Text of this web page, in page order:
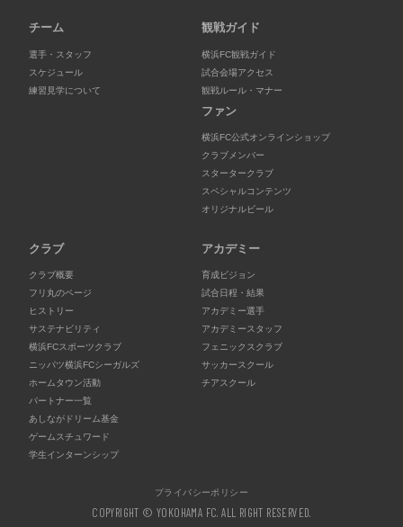
チーム
選手・スタッフ
スケジュール
練習見学について
観戦ガイド
横浜FC観戦ガイド
試合会場アクセス
観戦ルール・マナー
ファン
横浜FC公式オンラインショップ
クラブメンバー
スタータークラブ
スペシャルコンテンツ
オリジナルビール
クラブ
クラブ概要
フリ丸のページ
ヒストリー
サステナビリティ
横浜FCスポーツクラブ
ニッパツ横浜FCシーガルズ
ホームタウン活動
パートナー一覧
あしながドリーム基金
ゲームスチュワード
学生インターンシップ
アカデミー
育成ビジョン
試合日程・結果
アカデミー選手
アカデミースタッフ
フェニックスクラブ
サッカースクール
チアスクール
プライバシーポリシー
COPYRIGHT © YOKOHAMA FC. ALL RIGHT RESERVED.